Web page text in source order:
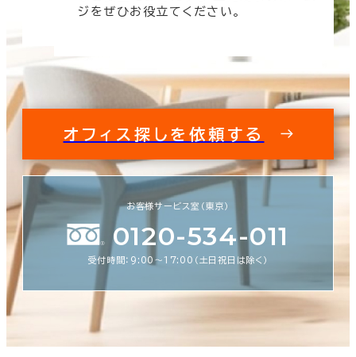
ジをぜひお役立てください。
オフィス探しを依頼する
お客様サービス室（東京）
0120-534-011
受付時間：9:00〜17:00（土日祝日は除く）